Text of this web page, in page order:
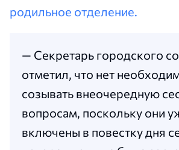
родильное отделение.
— Секретарь городского
отметил, что нет
созывать внеочередную
вопросам, поскольку они
включены в повестку дня